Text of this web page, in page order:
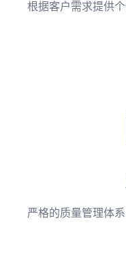
根据客户需求提供
严格的质量管理体